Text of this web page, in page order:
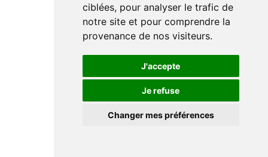
ciblées, pour analyser le trafic de
notre site et pour comprendre la
provenance de nos visiteurs.
J'accepte
Je refuse
Changer mes préférences